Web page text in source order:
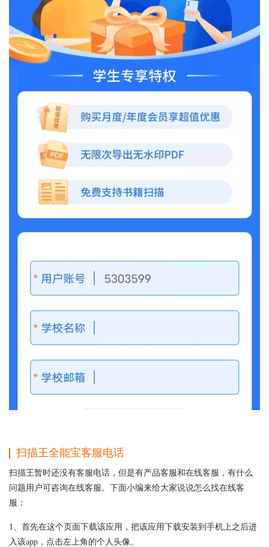
扫描王全能宝客服电话
扫描王暂时还没有客服电话，但是有产品客服和在线客服，有什么
问题用户可咨询在线客服。下面小编来给大家说说怎么找在线客
服：
1、首先在这个页面下载该应用，把该应用下载安装到手机上之后进
入该app，点击左上角的个人头像。